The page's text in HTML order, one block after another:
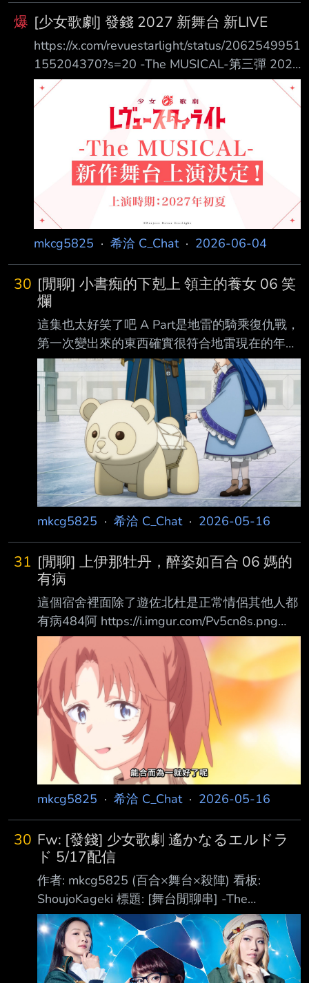
爆 [少女歌劇] 發錢 2027 新舞台 新LIVE
https://x.com/revuestarlight/status/2062549951
155204370?s=20 -The MUSICAL-第三彈 2027
夏 https://pbs.twimg.com/media/HJ-
KOosasAAeYTB.jpg
https://x.com/revuestarlight/status/2062549944
872133055?s=20 オーケストラライブ 管弦樂
LIVE 第三彈 2027 1月23日 昼夜2公演
https://pbs.twimg.com/m
mkcg5825 · 希洽 C_Chat· 2026-06-04
30 [閒聊] 小書痴的下剋上 領主的養女 06 笑
爛
這集也太好笑了吧 A Part是地雷的騎乘復仇戰，
第一次變出來的東西確實很符合地雷現在的年紀
XD https://i.imgur.com/qpPSupr.png 神官長：
算了至少有東西出來，家徽是獅子，把它變成獅
子 地雷：好 神官長：.......... 吾王喜歡
https://i.imgur.com/8N1RgQi.png 乘坐起來好像
不太安全，再改良一下吧 連安全帶跟煞車都有
是在考駕照喔XD
https://i.imgur.com/dghFAPO.png
https://i.imgur.com/GX
mkcg5825 · 希洽 C_Chat· 2026-05-16
31 [閒聊] 上伊那牡丹，醉姿如百合 06 媽的
有病
這個宿舍裡面除了遊佐北杜是正常情侶其他人都
有病484阿 https://i.imgur.com/Pv5cn8s.png
https://i.imgur.com/YL0YvFa.png 以為台女是贏
家一開始就心向郡上女士，結果原來也是魯蛇，
一起舔傷口舔在一起
https://i.imgur.com/3EWqjmr.png ED台女看到
郡上女士跟自己一樣都是魯蛇，決定助攻把郡上
女士一起拉上桌喝
https://i.imgur.com/hihWBhA.png
https://i.imgur.com/jGR4iD
mkcg5825 · 希洽 C_Chat· 2026-05-16
30 Fw: [發錢] 少女歌劇 遙かなるエルドラ
ド 5/17配信
作者: mkcg5825 (百合×舞台×殺陣) 看板:
ShoujoKageki 標題: [舞台閒聊串] -The
MUSICAL- 遙かなるエルドラド 時間: Tue May
5 17:59:24 2026
https://revuestarlight.com/musical/musical_eldo
rado/ https://i.imgur.com/dyC4RAw.png